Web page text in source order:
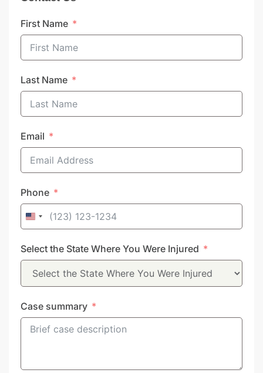
First Name
Last Name
Email
Phone
United
+1
Select the State Where You Were Injured
Case summary